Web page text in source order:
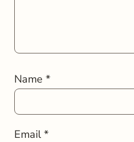
Name *
Email*